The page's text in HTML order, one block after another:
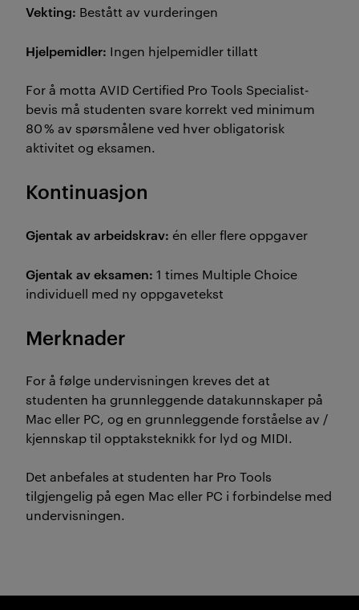
Vekting: Bestått av vurderingen
Hjelpemidler: Ingen hjelpemidler tillatt
For å motta AVID Certified Pro Tools Specialist-
bevis må studenten svare korrekt ved minimum
80 % av spørsmålene ved hver obligatorisk
aktivitet og eksamen.
Kontinuasjon
Gjentak av arbeidskrav: én eller flere oppgaver
Gjentak av eksamen: 1 times Multiple Choice
individuell med ny oppgavetekst
Merknader
For å følge undervisningen kreves det at
studenten ha grunnleggende datakunnskaper på
Mac eller PC, og en grunnleggende forståelse av /
kjennskap til opptaksteknikk for lyd og MIDI.
Det anbefales at studenten har Pro Tools
tilgjengelig på egen Mac eller PC i forbindelse med
undervisningen.